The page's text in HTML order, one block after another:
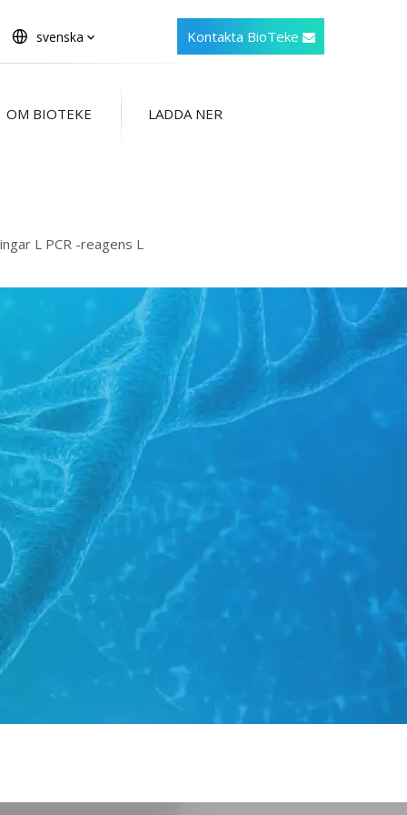
svenska Kontakta BioTeke
OM BIOTEKE LADDA NER
L PCR -reagens L